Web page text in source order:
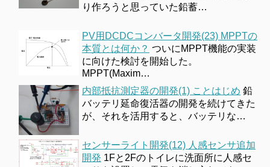
り作ろうと思っていた鉛蓄…
PV用DCDCコンバータ開発(23) MPPTの
本質とは何か？ ついにMPPT機能の実装
に向けた検討を開始した。
MPPT(Maxim…
内部抵抗測定器の開発(1) ことはじめ 鉛
バッテリ延命復活器の開発を続けてきた
が、それを活用すると、バッテリな…
センサーライト開発(12) 人感センサ追加
開発 1Fと2Fのトイレに洗面所に人感セ